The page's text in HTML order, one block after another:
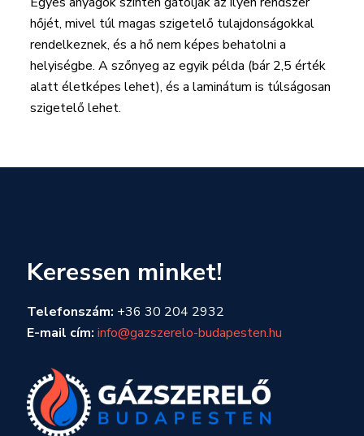
hőjét, mivel túl magas szigetelő tulajdonságokkal
rendelkeznek, és a hő nem képes behatolni a
helyiségbe. A szőnyeg az egyik példa (bár 2,5 érték
alatt életképes lehet), és a laminátum is túlságosan
szigetelő lehet.
Keressen minket!
Telefonszám: +36 30 204 2932
E-mail cím: info@gazszerelo-budapesten.hu